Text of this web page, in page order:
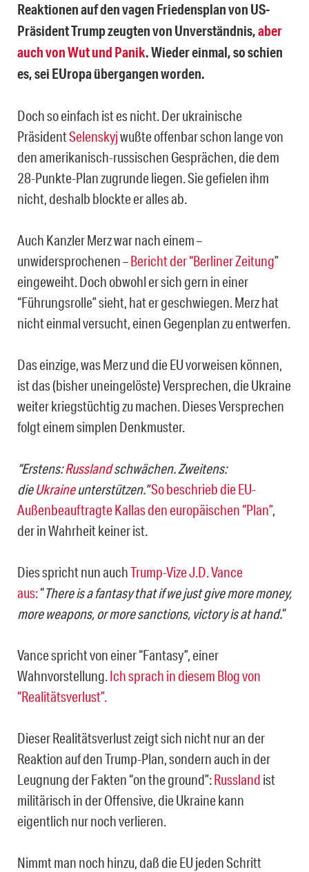
Reaktionen auf den vagen Friedensplan von US-
Präsident Trump zeugten von Unverständnis,aber
auch von Wut und Panik. Wieder einmal, so schien
es, sei EUropa übergangen worden.
Doch so einfach ist es nicht. Der ukrainische
PräsidentSelenskyjwußte offenbar schon lange von
den amerikanisch-russischen Gesprächen, die dem
28-Punkte-Plan zugrunde liegen. Sie gefielen ihm
nicht, deshalb blockte er alles ab.
Auch Kanzler Merz war nach einem –
unwidersprochenen –Bericht der “Berliner Zeitung”
eingeweiht. Doch obwohl er sich gern in einer
“Führungsrolle” sieht, hat er geschwiegen. Merz hat
nicht einmal versucht, einen Gegenplan zu entwerfen.
Das einzige, was Merz und die EU vorweisen können,
ist das (bisher uneingelöste) Versprechen, die Ukraine
weiter kriegstüchtig zu machen. Dieses Versprechen
folgt einem simplen Denkmuster.
“Erstens:Russlandschwächen. Zweitens:
dieUkraineunterstützen.”So beschrieb die EU-
Außenbeauftragte Kallas den europäischen “Plan”,
der in Wahrheit keiner ist.
Dies spricht nun auchTrump-Vize J.D. Vance
aus:“There is a fantasy that if we just give more money,
more weapons, or more sanctions, victory is at hand.“
Vance spricht von einer “Fantasy”, einer
Wahnvorstellung.Ich sprach in diesem Blog von
“Realitätsverlust”.
Dieser Realitätsverlust zeigt sich nicht nur an der
Reaktion auf den Trump-Plan, sondern auch in der
Leugnung der Fakten “on the ground”:Russland ist
militärisch in der Offensive, die Ukraine kann
eigentlich nur noch verlieren.
Nimmt man noch hinzu, daß die EU jeden Schritt